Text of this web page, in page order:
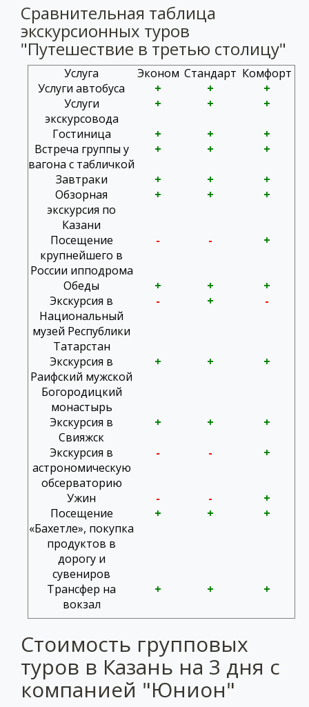
Сравнительная таблица
экскурсионных туров
"Путешествие в третью столицу"
Услуга Эконом Стандарт Комфорт
Услуги автобуса
+ +
+
Услуги
экскурсовода
+ +
+
Гостиница
+ +
+
Встреча группы у
вагона с табличкой
+ +
+
Завтраки
+ +
+
Обзорная
экскурсия по
Казани
+ + +
Посещение
крупнейшего в
России ипподрома
- - +
Обеды + +
+
Экскурсия в
Национальный
музей Республики
Татарстан
- + -
Экскурсия в
Раифский мужской
Богородицкий
монастырь
+ + +
Экскурсия в
Свияжск
+ +
+
Экскурсия в
астрономическую
обсерваторию
- - +
Ужин - -
+
Посещение
«Бахетле», покупка
продуктов в
дорогу и
сувениров
+ + +
Трансфер на
вокзал
+ + +
Стоимость групповых
туров в Казань на 3 дня с
компанией "Юнион"